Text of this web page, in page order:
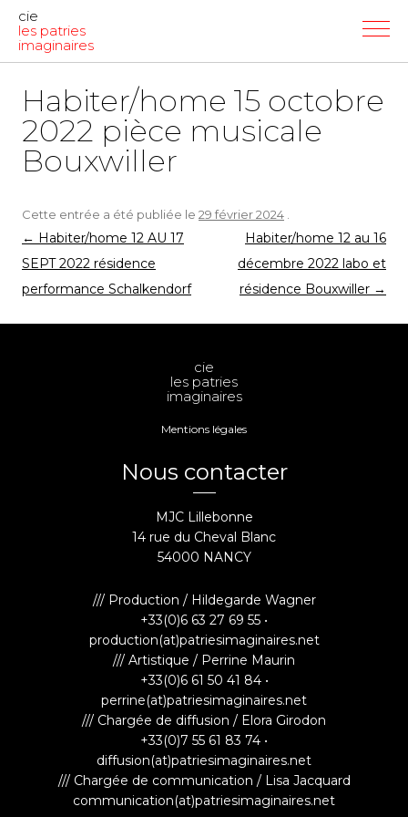
cie
les patries
imaginaires
Habiter/home 15 octobre
2022 pièce musicale
Bouxwiller
Cette entrée a été publiée le 29 février 2024
Navigation
des
articles
← Habiter/home 12 AU 17
SEPT 2022 résidence
performance Schalkendorf
Habiter/home 12 au 16
décembre 2022 labo et
résidence Bouxwiller →
cie
les patries
imaginaires
Mentions légales
Nous contacter
MJC Lillebonne
14 rue du Cheval Blanc
54000 NANCY
/// Production / Hildegarde Wagner
+33(0)6 63 27 69 55 •
production(at)patriesimaginaires.net
/// Artistique / Perrine Maurin
+33(0)6 61 50 41 84 •
perrine(at)patriesimaginaires.net
/// Chargée de diffusion / Elora Girodon
+33(0)7 55 61 83 74 •
diffusion(at)patriesimaginaires.net
/// Chargée de communication / Lisa Jacquard
communication(at)patriesimaginaires.net